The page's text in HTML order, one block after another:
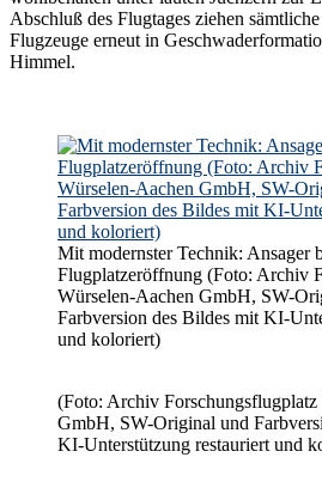
Abschluß des Flugtages ziehen
Flugzeuge erneut in
Himmel.
Mit modernster Technik: Ansager
Flugplatzeröffnung (Foto: Archiv
Würselen-Aachen GmbH, SW-
Farbversion des Bildes mit KI-
und koloriert)
(Foto: Archiv Forschungsflugplatz
GmbH, SW-Original und
KI-Unterstützung restauriert und